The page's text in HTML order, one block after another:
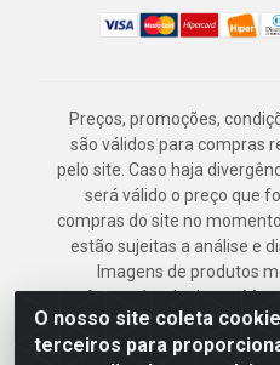
O nosso site coleta
terceiros para
Preços, promoções,
são válidos para compras
pelo site. Caso haja
será válido o preço que
compras do site no
estão sujeitas a análise e
Imagens de produtos
Armazém Jenipapo
Geral LTDA - Rua das
Recife/PE - CEP